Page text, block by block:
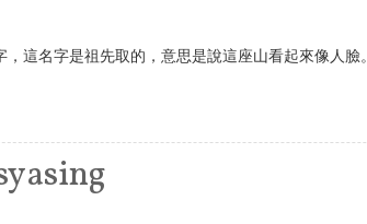
這名字是祖先取的，意思是說這座山看起來像人臉。